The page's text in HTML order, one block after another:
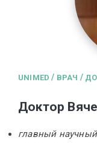
UNIMED / ВРАЧ /
Доктор
главный